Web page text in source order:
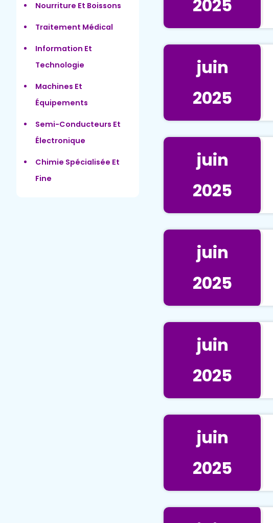
Nourriture Et Boissons
Traitement Médical
Information Et
Technologie
Machines Et
Équipements
Semi-Conducteurs Et
Électronique
Chimie Spécialisée Et
Fine
2025
juin
2025
juin
2025
juin
2025
juin
2025
juin
2025